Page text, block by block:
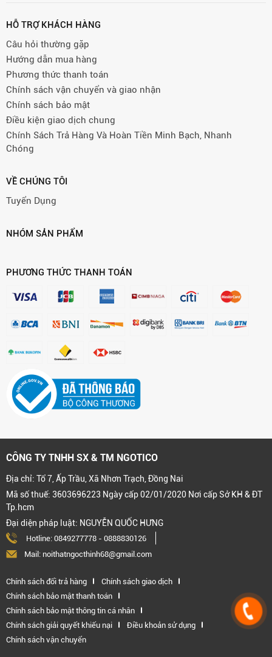
HỖ TRỢ KHÁCH HÀNG
Câu hỏi thường gặp
Hướng dẫn mua hàng
Phương thức thanh toán
Chính sách vận chuyển và giao nhận
Chính sách bảo mật
Điều kiện giao dịch chung
Chính Sách Trả Hàng Và Hoàn Tiền Minh Bạch, Nhanh
Chóng
VỀ CHÚNG TÔI
Tuyển Dụng
NHÓM SẢN PHẨM
PHƯƠNG THỨC THANH TOÁN
CÔNG TY TNHH SX & TM NGOTICO
Địa chỉ: Tổ 7, Ấp Trầu, Xã Nhơn Trạch, Đồng Nai
Mã số thuế: 3603696223 Ngày cấp 02/01/2020 Nơi cấp Sở KH & ĐT
Tp.hcm
Đại diện pháp luật: NGUYỄN QUỐC HƯNG
Hotline: 0849277778 - 0888830126
Mail: noithatngocthinh68@gmail.com
Chính sách đổi trả hàng
Chính sách giao dịch
Chính sách bảo mật thanh toán
Chính sách bảo mật thông tin cá nhân
Chính sách giải quyết khiếu nại
Điều khoản sử dụng
Chính sách vận chuyển